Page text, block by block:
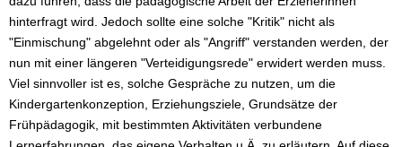
hinterfragt wird. Jedoch sollte eine solche "Kritik" nicht als
"Einmischung" abgelehnt oder als "Angriff" verstanden werden, der
nun mit einer längeren "Verteidigungsrede" erwidert werden muss.
Viel sinnvoller ist es, solche Gespräche zu nutzen, um die
Kindergartenkonzeption, Erziehungsziele, Grundsätze der
Frühpädagogik, mit bestimmten Aktivitäten verbundene